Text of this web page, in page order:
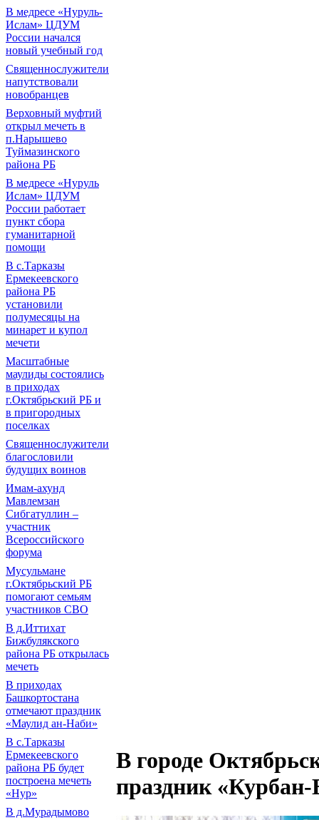
В медресе «Нуруль-
Ислам» ЦДУМ
России начался
новый учебный год
Священнослужители
напутствовали
новобранцев
Верховный муфтий
открыл мечеть в
п.Нарышево
Туймазинского
района РБ
В медресе «Нуруль
Ислам» ЦДУМ
России работает
пункт сбора
гуманитарной
помощи
В с.Тарказы
Ермекеевского
района РБ
установили
полумесяцы на
минарет и купол
мечети
Масштабные
маулиды состоялись
в приходах
г.Октябрьский РБ и
в пригородных
поселках
Священнослужители
благословили
будущих воинов
Имам-ахунд
Мавлемзан
Сибгатуллин –
участник
Всероссийского
форума
Мусульмане
г.Октябрьский РБ
помогают семьям
участников СВО
В д.Иттихат
Бижбулякского
района РБ открылась
мечеть
В приходах
Башкортостана
отмечают праздник
«Маулид ан-Наби»
В с.Тарказы
Ермекеевского
района РБ будет
построена мечеть
«Нур»
В д.Мурадымово
В городе
праздник